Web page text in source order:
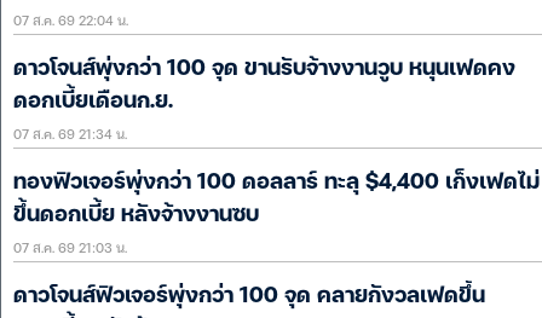
07 ส.ค. 69 22:04 น.
ดาวโจนส์พุ่งกว่า 100 จุด ขานรับจ้างงานวูบ หนุนเฟดคง
ดอกเบี้ยเดือนก.ย.
07 ส.ค. 69 21:34 น.
ทองฟิวเจอร์พุ่งกว่า 100 ดอลลาร์ ทะลุ $4,400 เก็งเฟดไม่
ขึ้นดอกเบี้ย หลังจ้างงานซบ
07 ส.ค. 69 21:03 น.
ดาวโจนส์ฟิวเจอร์พุ่งกว่า 100 จุด คลายกังวลเฟดขึ้น